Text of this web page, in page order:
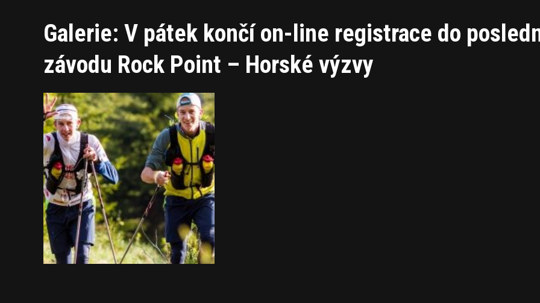
Galerie: V pátek končí on-line registrace do
závodu Rock Point – Horské výzvy